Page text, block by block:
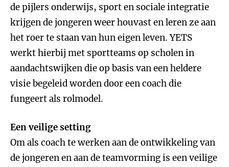
de pijlers onderwijs, sport en sociale integratie
krijgen de jongeren weer houvast en leren ze aan
het roer te staan van hun eigen leven. YETS
werkt hierbij met sportteams op scholen in
aandachtswijken die op basis van een heldere
visie begeleid worden door een coach die
fungeert als rolmodel.
Een veilige setting
Om als coach te werken aan de ontwikkeling van
de jongeren en aan de teamvorming is een veilige